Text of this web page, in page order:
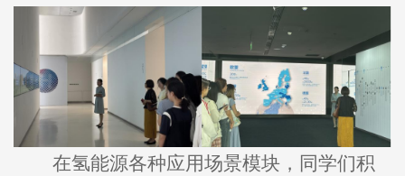
在氢能源各种应用场景模块，同学们积